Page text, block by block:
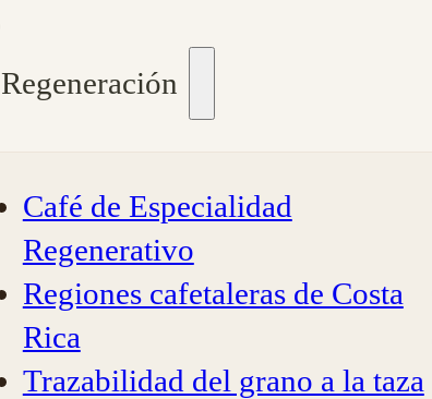
Regeneración
Café de Especialidad
Regenerativo
Regiones cafetaleras de Costa
Rica
Trazabilidad del grano a la taza